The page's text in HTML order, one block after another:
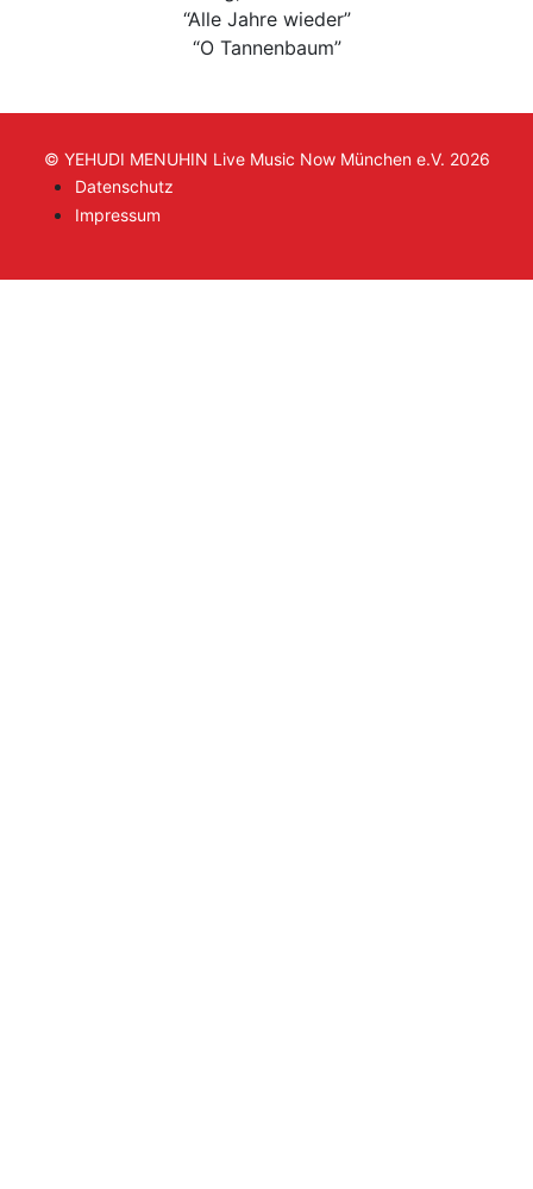
“Alle Jahre wieder”
“O Tannenbaum”
© YEHUDI MENUHIN Live Music Now München e.V. 2026
Datenschutz
Impressum